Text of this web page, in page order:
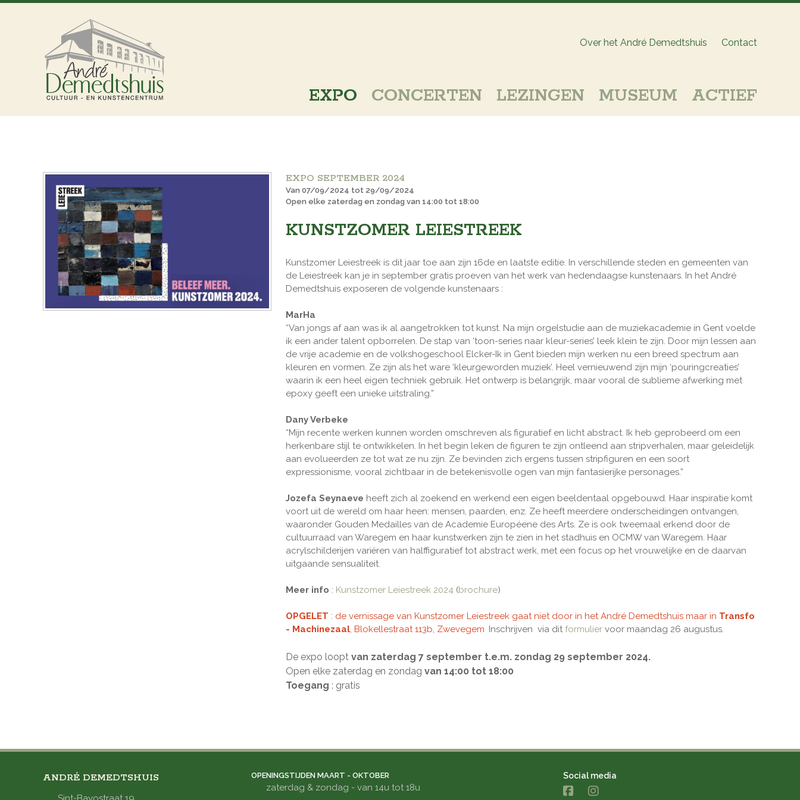
Over het André Demedtshuis Contact
EXPO CONCERTEN LEZINGEN MUSEUM ACTIEF
EXPO SEPTEMBER 2024
Van 07/09/2024 tot 29/09/2024
Open elke zaterdag en zondag van 14:00 tot 18:00
KUNSTZOMER LEIESTREEK
Kunstzomer Leiestreek is dit jaar toe aan zijn 16de en laatste editie. In verschillende steden en gemeenten van
de Leiestreek kan je in september gratis proeven van het werk van hedendaagse kunstenaars. In het André
Demedtshuis exposeren de volgende kunstenaars :
MarHa
“Van jongs af aan was ik al aangetrokken tot kunst. Na mijn orgelstudie aan de muziekacademie in Gent voelde
ik een ander talent opborrelen. De stap van ‘toon-series naar kleur-series’ leek klein te zijn. Door mijn lessen aan
de vrije academie en de volkshogeschool Elcker-Ik in Gent bieden mijn werken nu een breed spectrum aan
kleuren en vormen. Ze zijn als het ware ‘kleurgeworden muziek’. Heel vernieuwend zijn mijn ‘pouringcreaties’
waarin ik een heel eigen techniek gebruik. Het ontwerp is belangrijk, maar vooral de sublieme afwerking met
epoxy geeft een unieke uitstraling.”
Dany Verbeke
“Mijn recente werken kunnen worden omschreven als figuratief en licht abstract. Ik heb geprobeerd om een
herkenbare stijl te ontwikkelen. In het begin leken de figuren te zijn ontleend aan stripverhalen, maar geleidelijk
aan evolueerden ze tot wat ze nu zijn. Ze bevinden zich ergens tussen stripfiguren en een soort
expressionisme, vooral zichtbaar in de betekenisvolle ogen van mijn fantasierijke personages.”
Jo​zefa Seynaeve heeft zich al zoekend en werkend een eigen beeldentaal opgebouwd. Haar inspiratie komt
voort uit de wereld om haar heen: mensen, paarden, enz. Ze heeft meerdere onderscheidingen ontvangen,
waaronder Gouden Medailles van de Academie Européene des Arts. Ze is ook tweemaal erkend door de
cultuurraad van Waregem en haar kunstwerken zijn te zien in het stadhuis en OCMW van Waregem. Haar
acrylschilderijen variëren van halffiguratief tot abstract werk, met een focus op het vrouwelijke en de daarvan
uitgaande sensualiteit.
Meer info : Kunstzomer Leiestreek 2024 (brochure)
OPGELET : de vernissage van Kunstzomer Leiestreek gaat niet door in het André Demedtshuis maar in Transfo
- Machinezaal, Blokellestraat 113b, Zwevegem. Inschrijven via dit formulier voor maandag 26 augustus.
De expo loopt van zaterdag 7 september t.e.m. zondag 29 september 2024.
Open elke zaterdag en zondag van 14:00 tot 18:00
Toegang : gratis
ANDRÉ DEMEDTSHUIS OPENINGSTIJDEN MAART - OKTOBER
zaterdag & zondag - van 14u tot 18u
Social media